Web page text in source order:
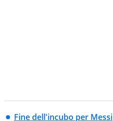
Fine dell'incubo per Messi